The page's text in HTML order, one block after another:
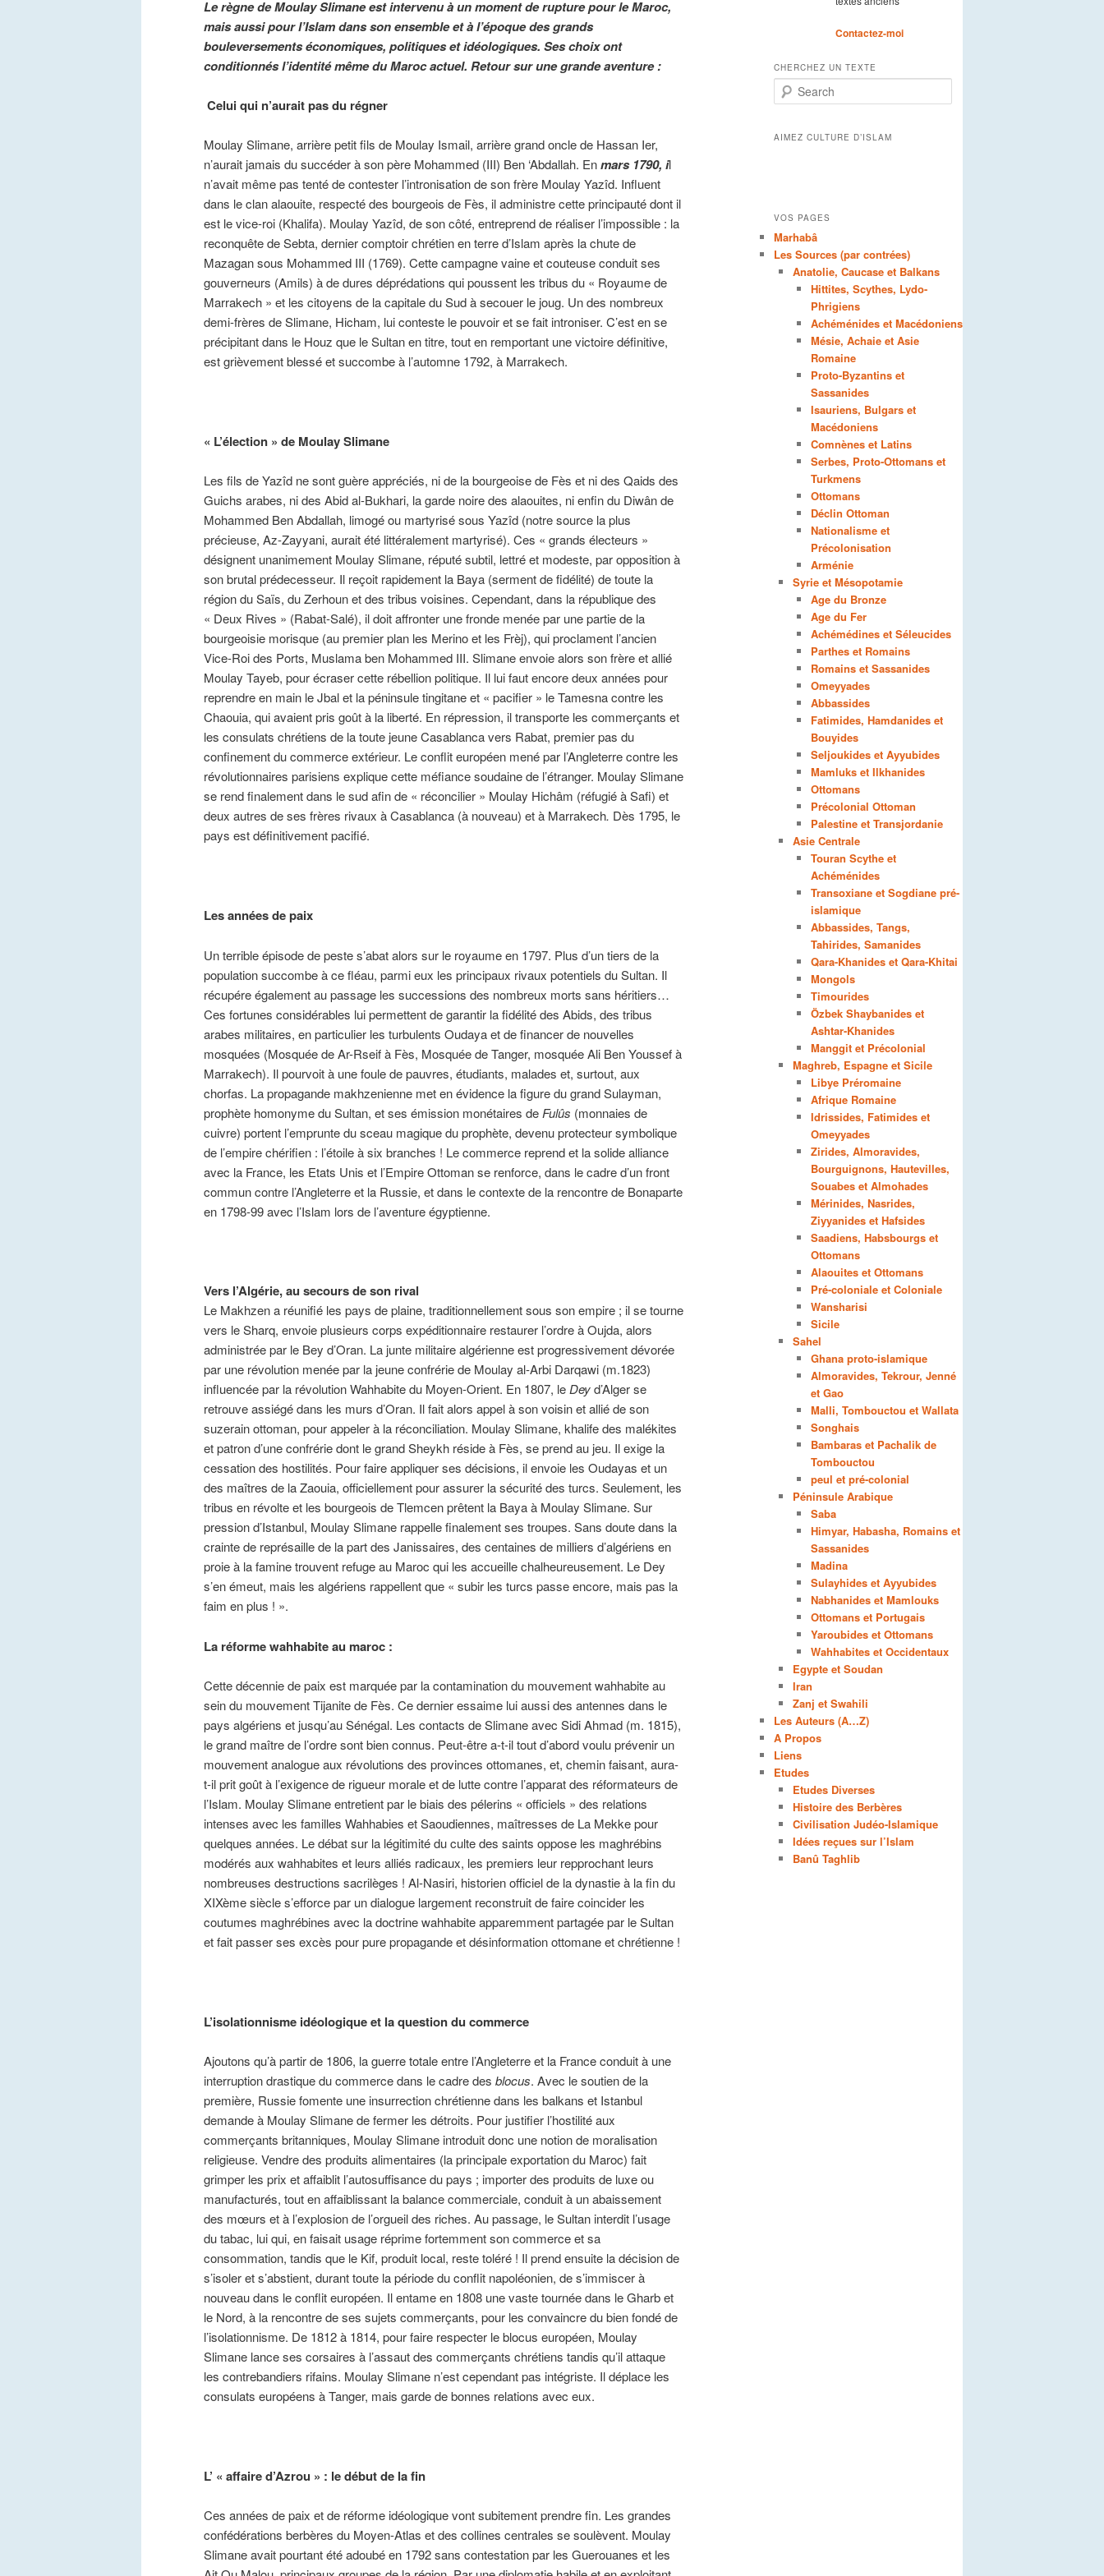
Le règne de Moulay Slimane est intervenu à un moment de rupture pour le Maroc,
mais aussi pour l’Islam dans son ensemble et à l’époque des grands
bouleversements économiques, politiques et idéologiques. Ses choix ont
conditionnés l’identité même du Maroc actuel. Retour sur une grande aventure :
Celui qui n’aurait pas du régner
Moulay Slimane, arrière petit fils de Moulay Ismail, arrière grand oncle de Hassan Ier,
n’aurait jamais du succéder à son père Mohammed (III) Ben ‘Abdallah. Enmars 1790, il
n’avait même pas tenté de contester l’intronisation de son frère Moulay Yazîd. Influent
dans le clan alaouite, respecté des bourgeois de Fès, il administre cette principauté dont il
est le vice-roi (Khalifa). Moulay Yazîd, de son côté, entreprend de réaliser l’impossible : la
reconquête de Sebta, dernier comptoir chrétien en terre d’Islam après la chute de
Mazagan sous Mohammed III (1769). Cette campagne vaine et couteuse conduit ses
gouverneurs (Amils) à de dures déprédations qui poussent les tribus du « Royaume de
Marrakech » et les citoyens de la capitale du Sud à secouer le joug. Un des nombreux
demi-frères de Slimane, Hicham, lui conteste le pouvoir et se fait introniser. C’est en se
précipitant dans le Houz que le Sultan en titre, tout en remportant une victoire définitive,
est grièvement blessé et succombe à l’automne 1792, à Marrakech.
« L’élection » de Moulay Slimane
Les fils de Yazîd ne sont guère appréciés, ni de la bourgeoise de Fès et ni des Qaids des
Guichs arabes, ni des Abid al-Bukhari, la garde noire des alaouites, ni enfin du Diwân de
Mohammed Ben Abdallah, limogé ou martyrisé sous Yazîd (notre source la plus
précieuse, Az-Zayyani, aurait été littéralement martyrisé). Ces « grands électeurs »
désignent unanimement Moulay Slimane, réputé subtil, lettré et modeste, par opposition à
son brutal prédecesseur. Il reçoit rapidement la Baya (serment de fidélité) de toute la
région du Saïs, du Zerhoun et des tribus voisines. Cependant, dans la république des
« Deux Rives » (Rabat-Salé), il doit affronter une fronde menée par une partie de la
bourgeoisie morisque (au premier plan les Merino et les Frèj), qui proclament l’ancien
Vice-Roi des Ports, Muslama ben Mohammed III. Slimane envoie alors son frère et allié
Moulay Tayeb, pour écraser cette rébellion politique. Il lui faut encore deux années pour
reprendre en main le Jbal et la péninsule tingitane et « pacifier » le Tamesna contre les
Chaouia, qui avaient pris goût à la liberté. En répression, il transporte les commerçants et
les consulats chrétiens de la toute jeune Casablanca vers Rabat, premier pas du
confinement du commerce extérieur. Le conflit européen mené par l’Angleterre contre les
révolutionnaires parisiens explique cette méfiance soudaine de l’étranger. Moulay Slimane
se rend finalement dans le sud afin de « réconcilier » Moulay Hichâm (réfugié à Safi) et
deux autres de ses frères rivaux à Casablanca (à nouveau) et à Marrakech. Dès 1795, le
pays est définitivement pacifié.
Les années de paix
Un terrible épisode de peste s’abat alors sur le royaume en 1797. Plus d’un tiers de la
population succombe à ce fléau, parmi eux les principaux rivaux potentiels du Sultan. Il
récupére également au passage les successions des nombreux morts sans héritiers…
Ces fortunes considérables lui permettent de garantir la fidélité des Abids, des tribus
arabes militaires, en particulier les turbulents Oudaya et de financer de nouvelles
mosquées (Mosquée de Ar-Rseif à Fès, Mosquée de Tanger, mosquée Ali Ben Youssef à
Marrakech). Il pourvoit à une foule de pauvres, étudiants, malades et, surtout, aux
chorfas. La propagande makhzenienne met en évidence la figure du grand Sulayman,
prophète homonyme du Sultan, et ses émission monétaires de Fulûs (monnaies de
cuivre) portent l’emprunte du sceau magique du prophète, devenu protecteur symbolique
de l’empire chérifien : l’étoile à six branches ! Le commerce reprend et la solide alliance
avec la France, les Etats Unis et l’Empire Ottoman se renforce, dans le cadre d’un front
commun contre l’Angleterre et la Russie, et dans le contexte de la rencontre de Bonaparte
en 1798-99 avec l’Islam lors de l’aventure égyptienne.
Vers l’Algérie, au secours de son rival
Le Makhzen a réunifié les pays de plaine, traditionnellement sous son empire ; il se tourne
vers le Sharq, envoie plusieurs corps expéditionnaire restaurer l’ordre à Oujda, alors
administrée par le Bey d’Oran. La junte militaire algérienne est progressivement dévorée
par une révolution menée par la jeune confrérie de Moulay al-Arbi Darqawi (m.1823)
influencée par la révolution Wahhabite du Moyen-Orient. En 1807, leDeyd’Alger se
retrouve assiégé dans les murs d’Oran. Il fait alors appel à son voisin et allié de son
suzerain ottoman, pour appeler à la réconciliation. Moulay Slimane, khalife des malékites
et patron d’une confrérie dont le grand Sheykh réside à Fès, se prend au jeu. Il exige la
cessation des hostilités. Pour faire appliquer ses décisions, il envoie les Oudayas et un
des maîtres de la Zaouia, officiellement pour assurer la sécurité des turcs. Seulement, les
tribus en révolte et les bourgeois de Tlemcen prêtent la Baya à Moulay Slimane. Sur
pression d’Istanbul, Moulay Slimane rappelle finalement ses troupes. Sans doute dans la
crainte de représaille de la part des Janissaires, des centaines de milliers d’algériens en
proie à la famine trouvent refuge au Maroc qui les accueille chalheureusement. Le Dey
s’en émeut, mais les algériens rappellent que « subir les turcs passe encore, mais pas la
faim en plus ! ».
La réforme wahhabite au maroc :
Cette décennie de paix est marquée par la contamination du mouvement wahhabite au
sein du mouvement Tijanite de Fès. Ce dernier essaime lui aussi des antennes dans le
pays algériens et jusqu’au Sénégal. Les contacts de Slimane avec Sidi Ahmad (m. 1815),
le grand maître de l’ordre sont bien connus. Peut-être a-t-il tout d’abord voulu prévenir un
mouvement analogue aux révolutions des provinces ottomanes, et, chemin faisant, aura-
t-il prit goût à l’exigence de rigueur morale et de lutte contre l’apparat des réformateurs de
l’Islam. Moulay Slimane entretient par le biais des pélerins « officiels » des relations
intenses avec les familles Wahhabies et Saoudiennes, maîtresses de La Mekke pour
quelques années. Le débat sur la légitimité du culte des saints oppose les maghrébins
modérés aux wahhabites et leurs alliés radicaux, les premiers leur repprochant leurs
nombreuses destructions sacrilèges ! Al-Nasiri, historien officiel de la dynastie à la fin du
XIXème siècle s’efforce par un dialogue largement reconstruit de faire coincider les
coutumes maghrébines avec la doctrine wahhabite apparemment partagée par le Sultan
et fait passer ses excès pour pure propagande et désinformation ottomane et chrétienne !
L’isolationnisme idéologique et la question du commerce
Ajoutons qu’à partir de 1806, la guerre totale entre l’Angleterre et la France conduit à une
interruption drastique du commerce dans le cadre des blocus. Avec le soutien de la
première, Russie fomente une insurrection chrétienne dans les balkans et Istanbul
demande à Moulay Slimane de fermer les détroits. Pour justifier l’hostilité aux
commerçants britanniques, Moulay Slimane introduit donc une notion de moralisation
religieuse. Vendre des produits alimentaires (la principale exportation du Maroc) fait
grimper les prix et affaiblit l’autosuffisance du pays ; importer des produits de luxe ou
manufacturés, tout en affaiblissant la balance commerciale, conduit à un abaissement
des mœurs et à l’explosion de l’orgueil des riches. Au passage, le Sultan interdit l’usage
du tabac, lui qui, en faisait usage réprime fortemment son commerce et sa
consommation, tandis que le Kif, produit local, reste toléré ! Il prend ensuite la décision de
s’isoler et s’abstient, durant toute la période du conflit napoléonien, de s’immiscer à
nouveau dans le conflit européen. Il entame en 1808 une vaste tournée dans le Gharb et
le Nord, à la rencontre de ses sujets commerçants, pour les convaincre du bien fondé de
l’isolationnisme. De 1812 à 1814, pour faire respecter le blocus européen, Moulay
Slimane lance ses corsaires à l’assaut des commerçants chrétiens tandis qu’il attaque
les contrebandiers rifains. Moulay Slimane n’est cependant pas intégriste. Il déplace les
consulats européens à Tanger, mais garde de bonnes relations avec eux.
L’ « affaire d’Azrou » : le début de la fin
Ces années de paix et de réforme idéologique vont subitement prendre fin. Les grandes
confédérations berbères du Moyen-Atlas et des collines centrales se soulèvent. Moulay
Slimane avait pourtant été adoubé en 1792 sans contestation par les Guerouanes et les
Contactez-moi
CHERCHEZ UN TEXTE
Search
AIMEZ CULTURE D’ISLAM
VOS PAGES
Marhabâ
Les Sources (par contrées)
Anatolie, Caucase et Balkans
Hittites, Scythes, Lydo-
Phrigiens
Achéménides et Macédoniens
Mésie, Achaie et Asie
Romaine
Proto-Byzantins et
Sassanides
Isauriens, Bulgars et
Macédoniens
Comnènes et Latins
Serbes, Proto-Ottomans et
Turkmens
Ottomans
Déclin Ottoman
Nationalisme et
Précolonisation
Arménie
Syrie et Mésopotamie
Age du Bronze
Age du Fer
Achémédines et Séleucides
Parthes et Romains
Romains et Sassanides
Omeyyades
Abbassides
Fatimides, Hamdanides et
Bouyides
Seljoukides et Ayyubides
Mamluks et Ilkhanides
Ottomans
Précolonial Ottoman
Palestine et Transjordanie
Asie Centrale
Touran Scythe et
Achéménides
Transoxiane et Sogdiane pré-
islamique
Abbassides, Tangs,
Tahirides, Samanides
Qara-Khanides et Qara-Khitai
Mongols
Timourides
Özbek Shaybanides et
Ashtar-Khanides
Manggit et Précolonial
Maghreb, Espagne et Sicile
Libye Préromaine
Afrique Romaine
Idrissides, Fatimides et
Omeyyades
Zirides, Almoravides,
Bourguignons, Hautevilles,
Souabes et Almohades
Mérinides, Nasrides,
Ziyyanides et Hafsides
Saadiens, Habsbourgs et
Ottomans
Alaouites et Ottomans
Pré-coloniale et Coloniale
Wansharisi
Sicile
Sahel
Ghana proto-islamique
Almoravides, Tekrour, Jenné
et Gao
Malli, Tombouctou et Wallata
Songhais
Bambaras et Pachalik de
Tombouctou
peul et pré-colonial
Péninsule Arabique
Saba
Himyar, Habasha, Romains et
Sassanides
Madina
Sulayhides et Ayyubides
Nabhanides et Mamlouks
Ottomans et Portugais
Yaroubides et Ottomans
Wahhabites et Occidentaux
Egypte et Soudan
Iran
Zanj et Swahili
Les Auteurs (A…Z)
A Propos
Liens
Etudes
Etudes Diverses
Histoire des Berbères
Civilisation Judéo-Islamique
Idées reçues sur l’Islam
Banû Taghlib